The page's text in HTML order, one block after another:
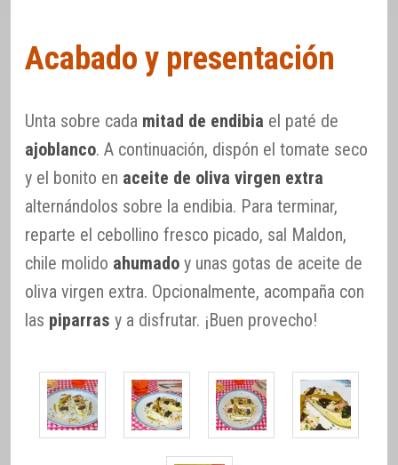
Acabado y presentación
Unta sobre cada mitad de endibia el paté de
ajoblanco. A continuación, dispón el tomate seco
y el bonito en aceite de oliva virgen extra
alternándolos sobre la endibia. Para terminar,
reparte el cebollino fresco picado, sal Maldon,
chile molido ahumado y unas gotas de aceite de
oliva virgen extra. Opcionalmente, acompaña con
las piparras y a disfrutar. ¡Buen provecho!